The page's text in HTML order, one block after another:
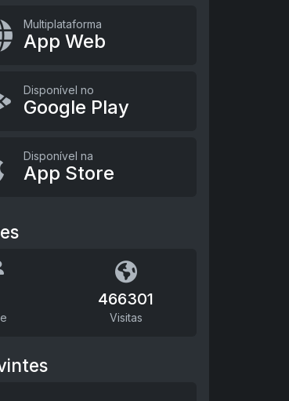
Multiplataforma
App Web
Disponível no
Google Play
Disponível na
App Store
466301
Visitas